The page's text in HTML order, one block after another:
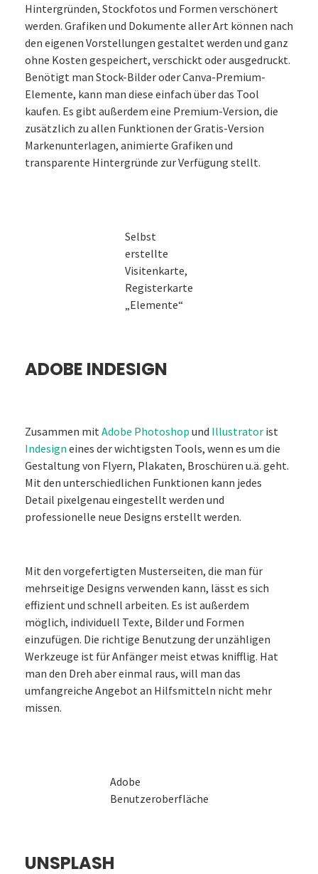
Hintergründen, Stockfotos und Formen verschönert
werden. Grafiken und Dokumente aller Art können nach
den eigenen Vorstellungen gestaltet werden und ganz
ohne Kosten gespeichert, verschickt oder ausgedruckt.
Benötigt man Stock-Bilder oder Canva-Premium-
Elemente, kann man diese einfach über das Tool
kaufen. Es gibt außerdem eine Premium-Version, die
zusätzlich zu allen Funktionen der Gratis-Version
Markenunterlagen, animierte Grafiken und
transparente Hintergründe zur Verfügung stellt.
Selbst
erstellte
Visitenkarte,
Registerkarte
„Elemente“
ADOBE INDESIGN
Zusammen mit Adobe Photoshop und Illustrator ist
Indesign eines der wichtigsten Tools, wenn es um die
Gestaltung von Flyern, Plakaten, Broschüren u.ä. geht.
Mit den unterschiedlichen Funktionen kann jedes
Detail pixelgenau eingestellt werden und
professionelle neue Designs erstellt werden.
Mit den vorgefertigten Musterseiten, die man für
mehrseitige Designs verwenden kann, lässt es sich
effizient und schnell arbeiten. Es ist außerdem
möglich, individuell Texte, Bilder und Formen
einzufügen. Die richtige Benutzung der unzähligen
Werkzeuge ist für Anfänger meist etwas knifflig. Hat
man den Dreh aber einmal raus, will man das
umfangreiche Angebot an Hilfsmitteln nicht mehr
missen.
Adobe
Benutzeroberfläche
UNSPLASH